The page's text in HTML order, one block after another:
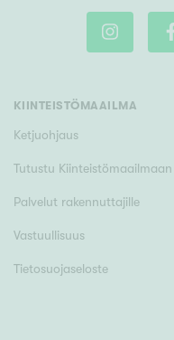
KIINTEISTÖMAAILMA
Ketjuohjaus
Tutustu Kiinteistömaailmaan
Palvelut rakennuttajille
Vastuullisuus
Tietosuojaseloste